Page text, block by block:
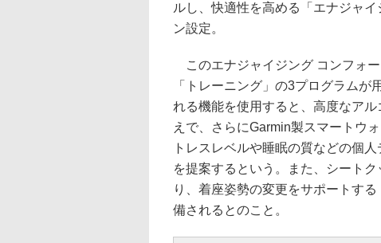
ルし、快適性を高める「エナジャ
ン設定。
このエナジャイジング コンフォー
「トレーニング」の3プログラム
れる機能を使用すると、高度なア
えで、さらにGarmin製スマートウ
トレスレベルや睡眠の質などの個
を提案するという。また、シート
り、着座姿勢の変更をサポートす
備されるとのこと。